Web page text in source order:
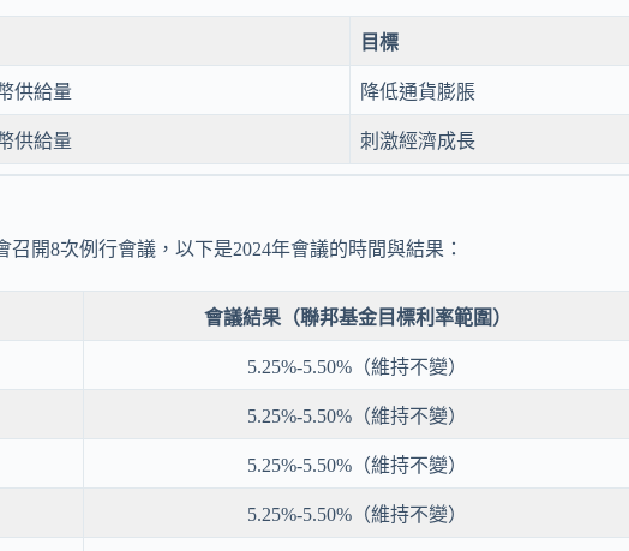
目標
供給量 降低通貨膨脹
供給量 刺激經濟成長
開8次例行會議，以下是2024年會議的時間與結果：
會議結果（聯邦基金目標利率範圍）
5.25%-5.50%（維持不變）
5.25%-5.50%（維持不變）
5.25%-5.50%（維持不變）
5.25%-5.50%（維持不變）